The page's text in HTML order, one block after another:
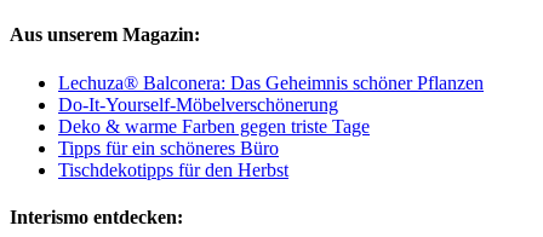
Aus unserem Magazin:
Lechuza® Balconera: Das Geheimnis schöner Pflanzen
Do-It-Yourself-Möbelverschönerung
Deko & warme Farben gegen triste Tage
Tipps für ein schöneres Büro
Tischdekotipps für den Herbst
Interismo entdecken: